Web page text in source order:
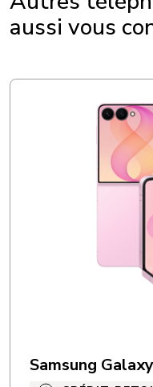
GPS: Oui
Format de carte SIM:
PROCESSEUR
Processeur:
Résolution: 2340 x
Taille (diagonale en
aussi vous
Samsung Galaxy Z Flip8
Samsung